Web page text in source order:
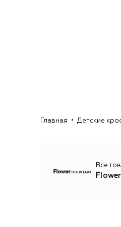
Главная Детские
Все